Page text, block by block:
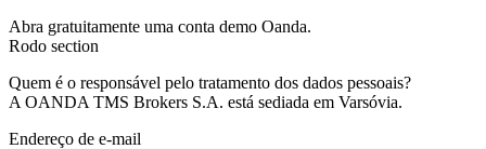
Abra gratuitamente uma conta demo Oanda.
Rodo section
Quem é o responsável pelo tratamento dos dados pessoais?
A OANDA TMS Brokers S.A. está sediada em Varsóvia.
Endereço de e-mail